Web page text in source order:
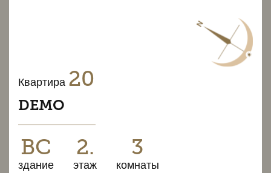
Квартира 20
DEMO
BC
здание
2.
этаж
3
комнаты